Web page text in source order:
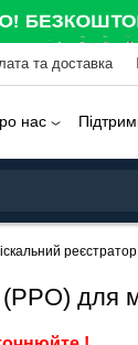
та доставка
нас
для